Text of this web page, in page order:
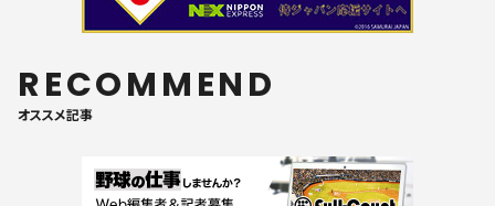
RECOMMEND
オススメ記事